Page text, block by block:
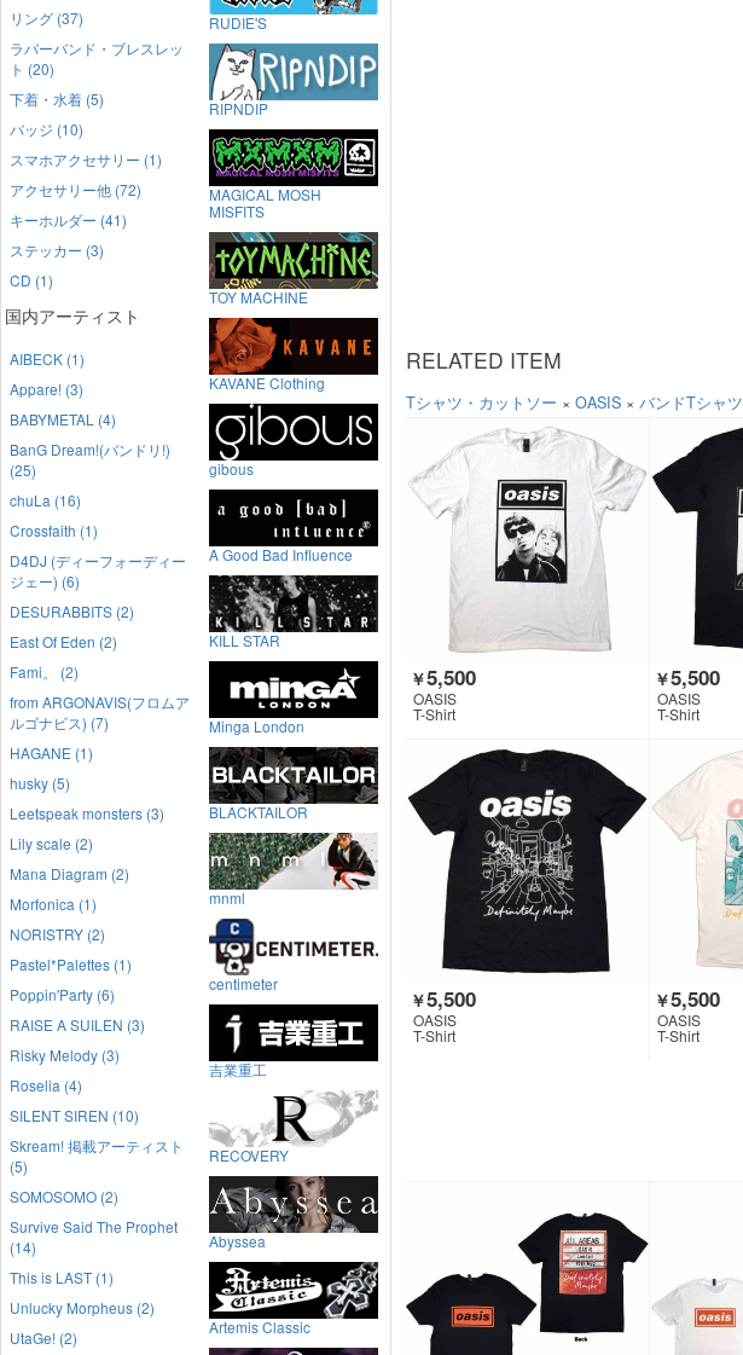
RELATED ITEM
Tシャツ・カットソー × OASIS × バンドTシャツ
￥5,500
OASIS
T-Shirt
￥5,500
OASIS
T-Shirt
￥5,500
OASIS
T-Shirt
￥5,500
OASIS
T-Shirt
リング (37)
ラバーバンド・ブレスレッ
ト (20)
下着・水着 (5)
バッジ (10)
スマホアクセサリー (1)
アクセサリー他 (72)
キーホルダー (41)
ステッカー (3)
CD (1)
国内アーティスト
AIBECK (1)
Appare! (3)
BABYMETAL (4)
BanG Dream!(バンドリ!)
(25)
chuLa (16)
Crossfaith (1)
D4DJ (ディーフォーディー
ジェー) (6)
DESURABBITS (2)
East Of Eden (2)
Fami。 (2)
from ARGONAVIS(フロムア
ルゴナビス) (7)
HAGANE (1)
husky (5)
Leetspeak monsters (3)
Lily scale (2)
Mana Diagram (2)
Morfonica (1)
NORISTRY (2)
Pastel*Palettes (1)
Poppin'Party (6)
RAISE A SUILEN (3)
Risky Melody (3)
Roselia (4)
SILENT SIREN (10)
Skream! 掲載アーティスト
(5)
SOMOSOMO (2)
Survive Said The Prophet
(14)
This is LAST (1)
Unlucky Morpheus (2)
UtaGe! (2)
RUDIE'S
RIPNDIP
MAGICAL MOSH
MISFITS
TOY MACHINE
KAVANE Clothing
gibous
A Good Bad Influence
KILL STAR
Minga London
BLACKTAILOR
mnml
centimeter
吉業重工
RECOVERY
Abyssea
Artemis Classic